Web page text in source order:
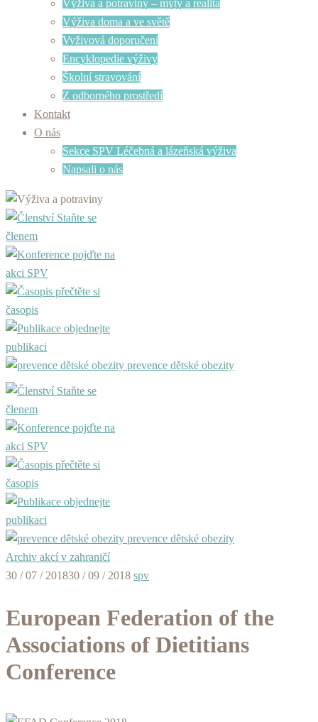
Výživa a potraviny – mýty a realita
Výživa doma a ve světě
Vyživová doporučení
Encyklopedie výživy
Školní stravování
Z odborného prostředí
Kontakt
O nás
Sekce SPV Léčebná a lázeňská výživa
Napsali o nás
Staňte se
členem
pojďte na
akci SPV
přečtěte si
časopis
objednejte
publikaci
prevence dětské obezity
Staňte se
členem
pojďte na
akci SPV
přečtěte si
časopis
objednejte
publikaci
prevence dětské obezity
Archiv akcí v zahraničí
30 / 07 / 201830 / 09 / 2018 spv
European Federation of the
Associations of Dietitians
Conference